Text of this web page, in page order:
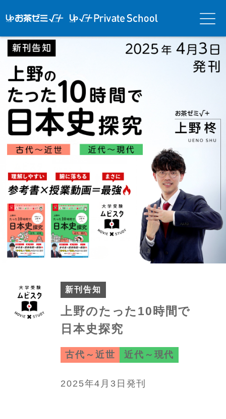
ミ√＋（ルー
（ルータス）PS
メニ
ュー
新刊告知
上野のたった10時間で
日本史探究
古代～近世 近代～現代
2025年4月3日発刊